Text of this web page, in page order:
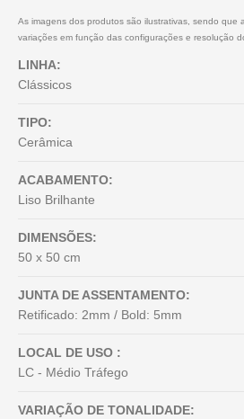
As imagens dos produtos são ilustrativas, sendo que
variações em função das configurações e resolução
LINHA:
Clássicos
TIPO:
Cerâmica
ACABAMENTO:
Liso Brilhante
DIMENSÕES:
50 x 50 cm
JUNTA DE ASSENTAMENTO:
Retificado: 2mm / Bold: 5mm
LOCAL DE USO :
LC - Médio Tráfego
VARIAÇÃO DE TONALIDADE: